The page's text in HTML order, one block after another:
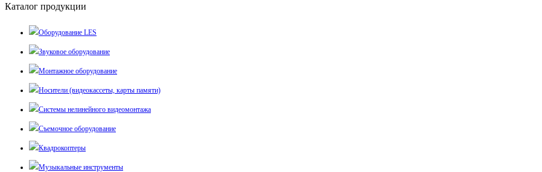
Каталог продукции
Оборудование LES
Звуковое оборудование
Монтажное оборудование
Носители (видеокассеты, карты памяти)
Системы нелинейного видеомонтажа
Съемочное оборудование
Квадрокоптеры
Музыкальные инструменты